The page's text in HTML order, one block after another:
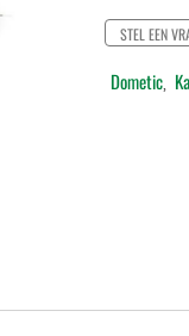
STEL EEN
Dometic,